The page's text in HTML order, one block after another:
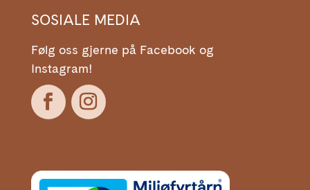
SOSIALE MEDIA
Følg oss gjerne på Facebook og
Instagram!